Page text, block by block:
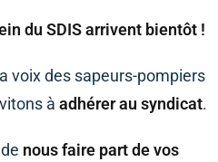
du SDIS arrivent bientôt !
voix des sapeurs-pompiers
à adhérer au syndicat.
nous faire part de vos